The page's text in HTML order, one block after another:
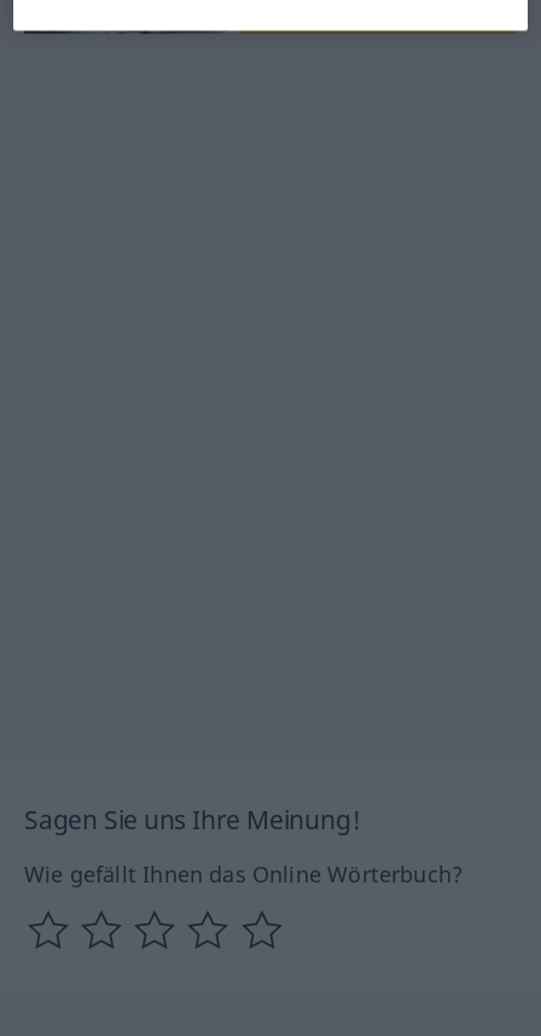
Sagen Sie uns Ihre Meinung!
Wie gefällt Ihnen das Online Wörterbuch?